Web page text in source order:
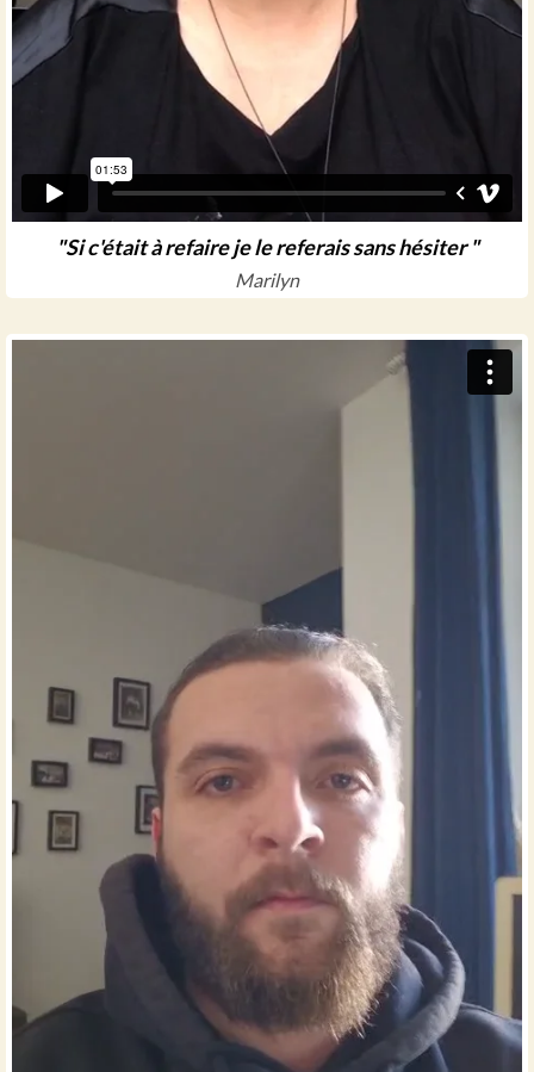
"Si c'était à refaire je le referais sans hésiter "
Marilyn